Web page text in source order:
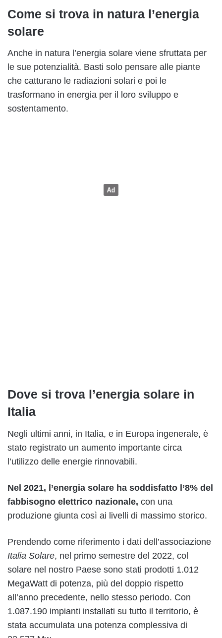
Come si trova in natura l’energia
solare
Anche in natura l’energia solare viene sfruttata per
le sue potenzialità. Basti solo pensare alle piante
che catturano le radiazioni solari e poi le
trasformano in energia per il loro sviluppo e
sostentamento.
Dove si trova l’energia solare in
Italia
Negli ultimi anni, in Italia, e in Europa ingenerale, è
stato registrato un aumento importante circa
l’utilizzo delle energie rinnovabili.
Nel 2021, l’energia solare ha soddisfatto l’8% del
fabbisogno elettrico nazionale, con una
produzione giunta così ai livelli di massimo storico.
Prendendo come riferimento i dati dell’associazione
Italia Solare, nel primo semestre del 2022, col
solare nel nostro Paese sono stati prodotti 1.012
MegaWatt di potenza, più del doppio rispetto
all’anno precedente, nello stesso periodo. Con
1.087.190 impianti installati su tutto il territorio, è
stata accumulata una potenza complessiva di